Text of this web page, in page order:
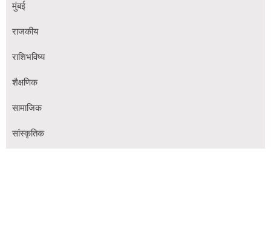
मुंबई
राजकीय
राशिभविष्य
शैक्षणिक
सामाजिक
सांस्कृतिक